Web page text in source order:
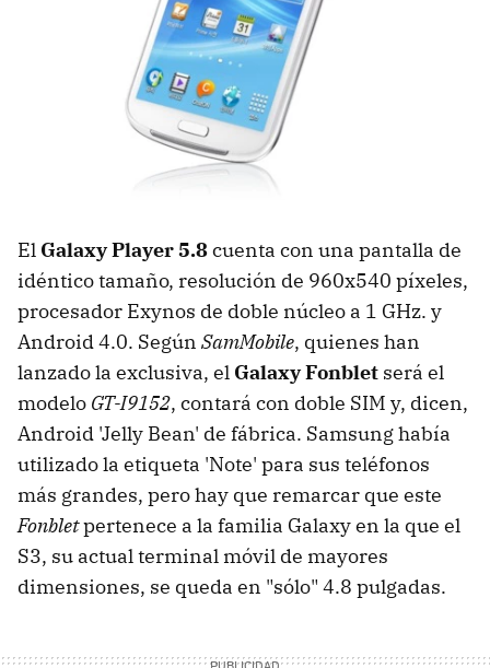
El Galaxy Player 5.8cuenta con una pantalla de
idéntico tamaño, resolución de 960x540 píxeles,
procesador Exynos de doble núcleo a 1 GHz. y
Android 4.0. Según SamMobile, quienes han
lanzado la exclusiva, el Galaxy Fonblet será el
modelo GT-I9152, contará con doble SIM y, dicen,
Android 'Jelly Bean' de fábrica. Samsung había
utilizado la etiqueta 'Note' para sus teléfonos
más grandes, pero hay que remarcar que este
Fonbletpertenece a la familia Galaxy en la que el
S3, su actual terminal móvil de mayores
dimensiones, se queda en "sólo" 4.8 pulgadas.